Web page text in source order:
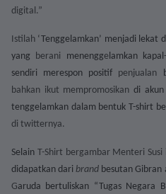
digital.”
Istilah ‘Tenggelamkan’ menjadi lekat
yang berani menenggelamkan kapal
sendiri merespon positif penjualan
bahkan ikut mempromosikan di akun
tenggelamkan dalam bentuk T-shirt
di twitternya.
Selain T-Shirt bergambar Menteri Susi
didapatkan daribrand besutan Gibran
Garuda bertuliskan “Tugas Negara